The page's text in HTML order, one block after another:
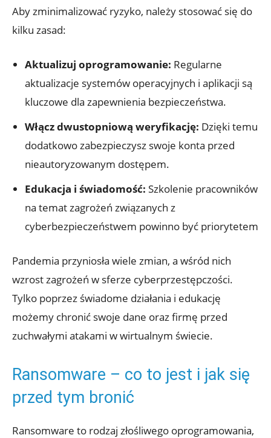
Aby zminimalizować ryzyko, należy stosować ‍się do⁣
kilku zasad:
Aktualizuj oprogramowanie: Regularne
aktualizacje systemów operacyjnych⁢ i aplikacji są
kluczowe ⁢dla⁢ zapewnienia ⁢bezpieczeństwa.
Włącz dwustopniową‍ weryfikację: Dzięki temu
dodatkowo zabezpieczysz‌ swoje konta przed
nieautoryzowanym dostępem.
Edukacja ⁤i świadomość: Szkolenie pracowników
na temat​ zagrożeń ⁤związanych z
‌cyberbezpieczeństwem powinno być priorytetem
Pandemia przyniosła wiele‍ zmian, a‌ wśród​ nich ​
wzrost zagrożeń w ⁣sferze cyberprzestępczości.​
Tylko poprzez świadome działania i ‌edukację
możemy chronić swoje dane oraz ‌firmę przed ​
zuchwałymi atakami w wirtualnym‍ świecie.
Ransomware – co⁣ to jest i jak ​się
przed tym ⁤bronić
Ransomware ⁢to rodzaj złośliwego⁤ oprogramowania,